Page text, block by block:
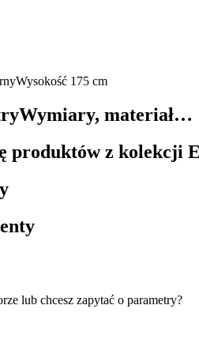
Wysokość 175 cm
Wymiary, materiał…
produktów z kolekcji
lub chcesz zapytać o parametry?